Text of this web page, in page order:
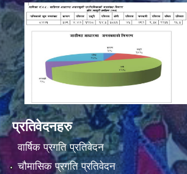
प्रतिवेदनहरु
वार्षिक प्रगति प्रतिवेदन
चौमासिक प्रगति प्रतिवेदन